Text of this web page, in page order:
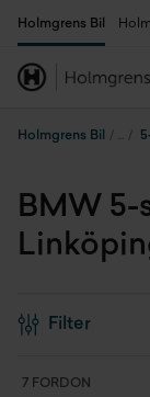
Holmgrens Bil
Holmgrens Bil
BMW 5-
Filter
7 FORDON